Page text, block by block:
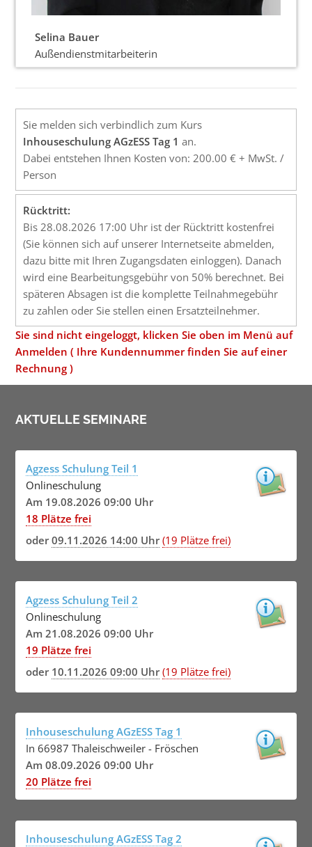
Selina Bauer
Außendienstmitarbeiterin
Sie melden sich verbindlich zum Kurs
Inhouseschulung AGzESS Tag 1 an.
Dabei entstehen Ihnen Kosten von: 200.00 € + MwSt. /
Person
Rücktritt:
Bis 28.08.2026 17:00 Uhr ist der Rücktritt kostenfrei
(Sie können sich auf unserer Internetseite abmelden,
dazu bitte mit Ihren Zugangsdaten einloggen). Danach
wird eine Bearbeitungsgebühr von 50% berechnet. Bei
späteren Absagen ist die komplette Teilnahmegebühr
zu zahlen oder Sie stellen einen Ersatzteilnehmer.
Sie sind nicht eingeloggt, klicken Sie oben im Menü auf
Anmelden ( Ihre Kundennummer finden Sie auf einer
Rechnung )
AKTUELLE SEMINARE
Agzess Schulung Teil 1
Onlineschulung
Am 19.08.2026 09:00 Uhr
18 Plätze frei
oder09.11.2026 14:00 Uhr (19 Plätze frei)
Agzess Schulung Teil 2
Onlineschulung
Am 21.08.2026 09:00 Uhr
19 Plätze frei
oder 10.11.2026 09:00 Uhr (19 Plätze frei)
Inhouseschulung AGzESS Tag 1
In 66987 Thaleischweiler - Fröschen
Am 08.09.2026 09:00 Uhr
20 Plätze frei
Inhouseschulung AGzESS Tag 2